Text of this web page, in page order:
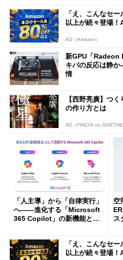
「え、こんなセ
以上が続々登場
AD（Amazon）
新GPU「Radeon
キバの反応は静
情
【西野亮廣】つ
の作り方とは
AD（FINCHI on GOETHE
「人主導」から「自律実行」
へ――進化する「Microsoft
365 Copilot」の新機能とエ
空
ス
「え、こんなセ
以上が続々登場